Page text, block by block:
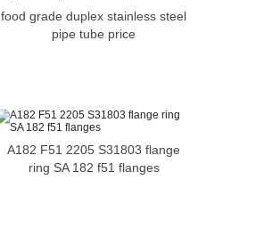
food grade duplex stainless steel
pipe tube price
A182 F51 2205 S31803 flange
ring SA 182 f51 flanges